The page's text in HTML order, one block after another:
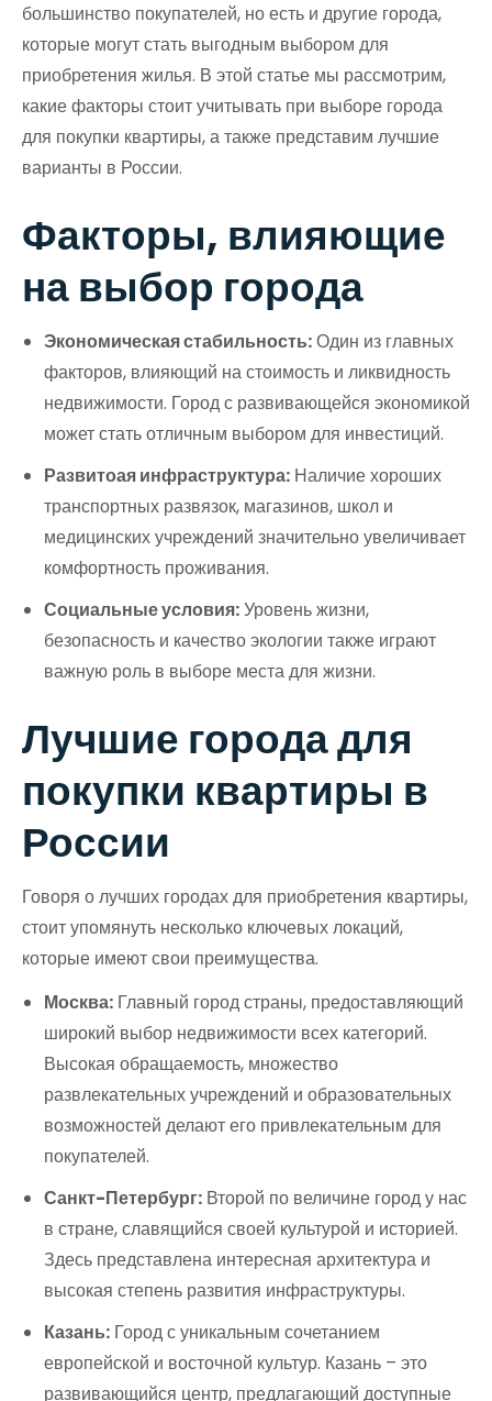
большинство покупателей, но есть и другие города,
которые могут стать выгодным выбором для
приобретения жилья. В этой статье мы рассмотрим,
какие факторы стоит учитывать при выборе города
для покупки квартиры, а также представим лучшие
варианты в России.
Факторы, влияющие
на выбор города
Экономическая стабильность:Один из главных
факторов, влияющий на стоимость и ликвидность
недвижимости. Город с развивающейся экономикой
может стать отличным выбором для инвестиций.
Развитоая инфраструктура: Наличие хороших
транспортных развязок, магазинов, школ и
медицинских учреждений значительно увеличивает
комфортность проживания.
Социальные условия:Уровень жизни,
безопасность и качество экологии также играют
важную роль в выборе места для жизни.
Лучшие города для
покупки квартиры в
России
Говоря о лучших городах для приобретения квартиры,
стоит упомянуть несколько ключевых локаций,
которые имеют свои преимущества.
Москва: Главный город страны, предоставляющий
широкий выбор недвижимости всех категорий.
Высокая обращаемость, множество
развлекательных учреждений и образовательных
возможностей делают его привлекательным для
покупателей.
Санкт-Петербург: Второй по величине город у нас
в стране, славящийся своей культурой и историей.
Здесь представлена интересная архитектура и
высокая степень развития инфраструктуры.
Казань: Город с уникальным сочетанием
европейской и восточной культур. Казань – это
развивающийся центр, предлагающий доступные